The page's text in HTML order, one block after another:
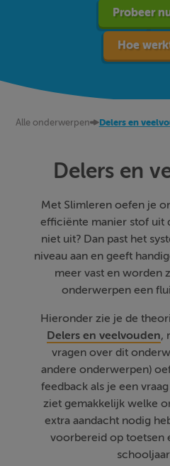
Probeer
Hoe
Alle onderwerpen Delers en
Delers en
Met Slimleren oefen je
efficiënte manier stof uit
niet uit? Dan past het
niveau aan en geeft
meer vast en worden
onderwerpen een
Hieronder zie je de
Delers en veelvouden,
vragen over dit
andere onderwerpen)
feedback als je een
ziet gemakkelijk welke
extra aandacht nodig
voorbereid op toetsen